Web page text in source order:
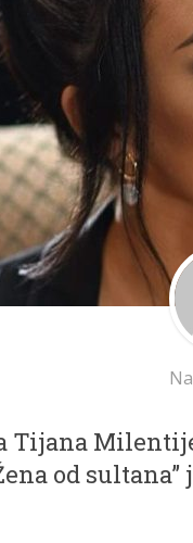
Tijana
od